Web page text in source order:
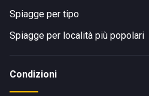
Spiagge per tipo
Spiagge per località più popolari
Condizioni